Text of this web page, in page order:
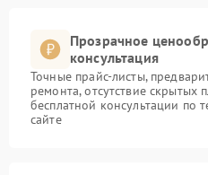
Прозрачное
консультация
Точные прайс-листы,
ремонта, отсутствие скрытых
бесплатной консультации по
сайте